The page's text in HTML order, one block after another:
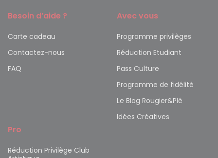
Besoin d’aide ?
Carte cadeau
Contactez-nous
FAQ
Avec vous
Programme privilèges
Réduction Etudiant
Pass Culture
Programme de fidélité
Le Blog Rougier&Plé
Idées Créatives
Pro
Réduction Privilège Club